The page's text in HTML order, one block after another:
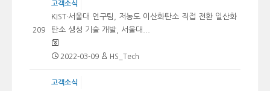
209
고객소식
KIST·서울대 연구팀, 저농도 이산화탄소 직접 전환 일산화
탄소 생성 기술 개발, 서울대...
2022-03-09 HS_Tech
고객소식